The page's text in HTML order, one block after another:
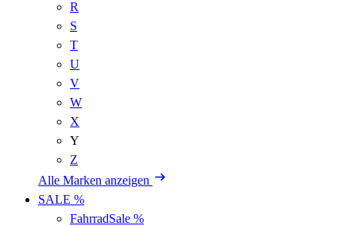
R
S
T
U
V
W
X
Y
Z
Alle Marken anzeigen
SALE %
FahrradSale %